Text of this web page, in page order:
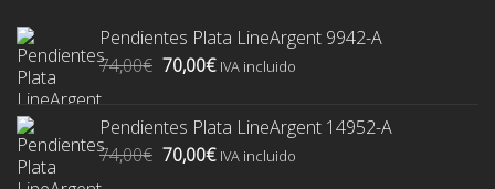
Pendientes Plata LineArgent 9942-A
74,00€ El
era:
74,00€.
70,00€El
es:
70,00€.
IVA incluido
Pendientes Plata LineArgent 14952-A
74,00€ El
70,00€ElIVA incluido